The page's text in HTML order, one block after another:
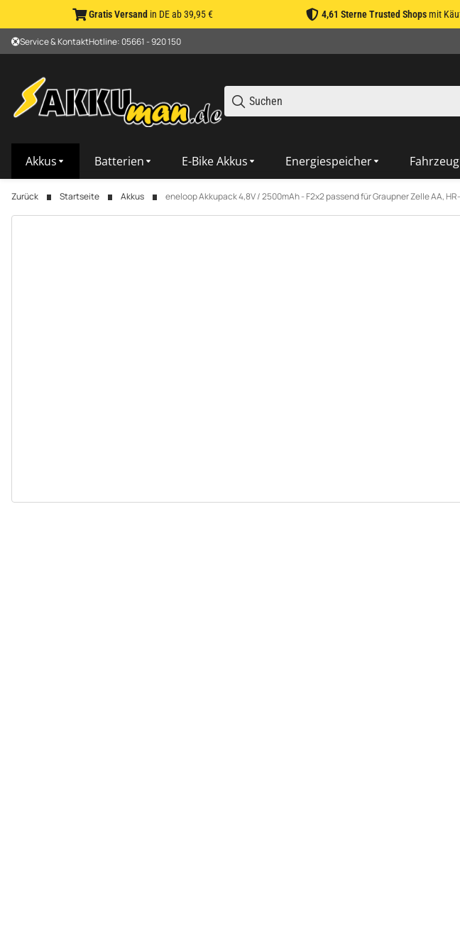
Gratis Versand in DE ab 39,95 € 4,61 Sterne Trusted Shopsmit
Service & KontaktHotline: 05661 - 920 150
Akkus Batterien E-Bike Akkus Energiespeicher
Zurück Startseite Akkus eneloop Akkupack 4,8V / 2500mAh - F2x2 passend für Graupner Zelle AA,